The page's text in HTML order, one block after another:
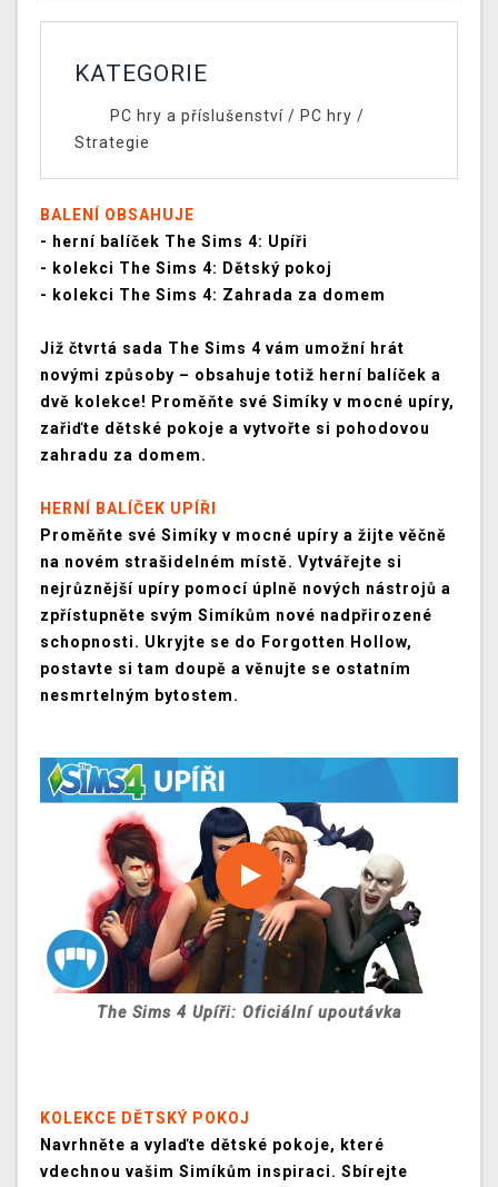
KATEGORIE
PC hry a příslušenství/ PC hry /
Strategie
BALENÍ OBSAHUJE
- herní balíček The Sims 4: Upíři
- kolekci The Sims 4: Dětský pokoj
- kolekci The Sims 4: Zahrada za domem
Již čtvrtá sada The Sims 4 vám umožní hrát
novými způsoby – obsahuje totiž herní balíček a
dvě kolekce! Proměňte své Simíky v mocné upíry,
zařiďte dětské pokoje a vytvořte si pohodovou
zahradu za domem.
HERNÍ BALÍČEK UPÍŘI
Proměňte své Simíky v mocné upíry a žijte věčně
na novém strašidelném místě. Vytvářejte si
nejrůznější upíry pomocí úplně nových nástrojů a
zpřístupněte svým Simíkům nové nadpřirozené
schopnosti. Ukryjte se do Forgotten Hollow,
postavte si tam doupě a věnujte se ostatním
nesmrtelným bytostem.
The Sims 4 Upíři: Oficiální upoutávka
KOLEKCE DĚTSKÝ POKOJ
Navrhněte a vylaďte dětské pokoje, které
vdechnou vašim Simíkům inspiraci. Sbírejte